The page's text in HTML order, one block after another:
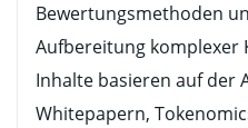
Bewertungsmethoden
Aufbereitung komplexer
Inhalte basieren auf der
Whitepapern,